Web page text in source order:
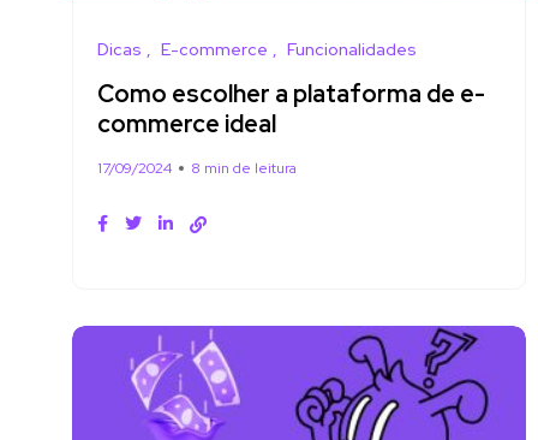
Dicas E-commerce Funcionalidades
Como escolher a plataforma de e-
commerce ideal
17/09/2024 8 min de leitura